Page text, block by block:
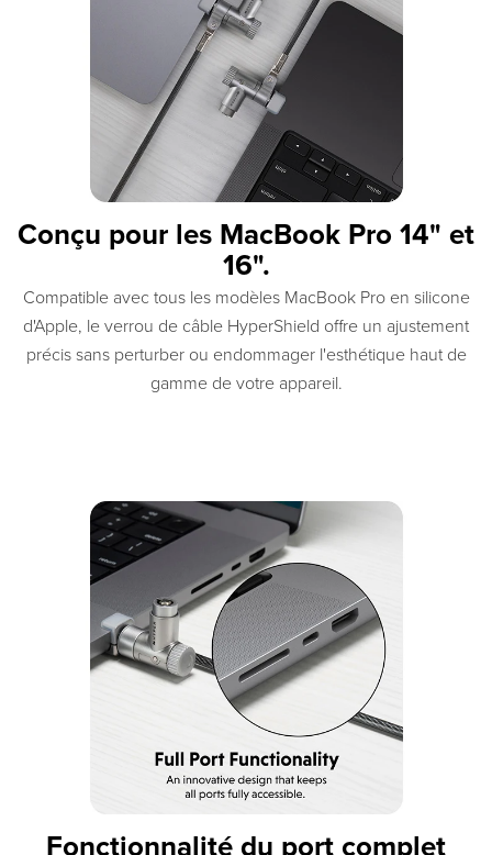
Conçu pour les MacBook Pro 14" et
16".
Compatible avec tous les modèles MacBook Pro en silicone
d'Apple, le verrou de câble HyperShield offre un ajustement
précis sans perturber ou endommager l'esthétique haut de
gamme de votre appareil.
Fonctionnalité du port complet